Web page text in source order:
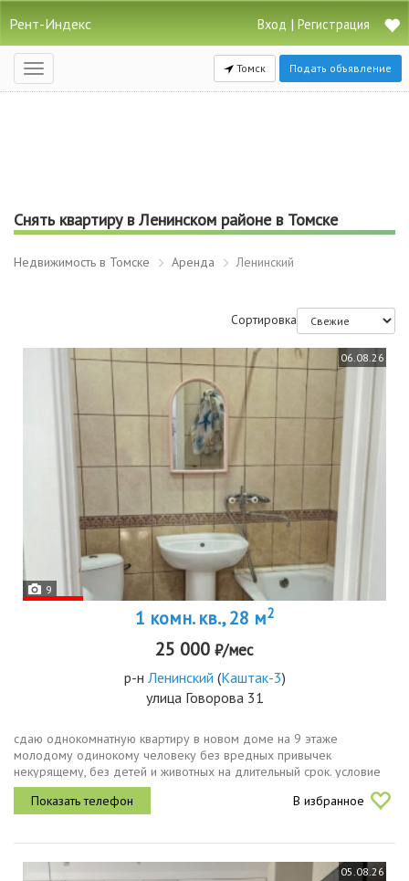
Рент-Индекс Вход | Регистрация
Открыть
навигацию
Томск Подать объявление
Снять квартиру в Ленинском районе в Томске
Недвижимость в Томске Аренда Ленинский
Сортировка
06.08.26
9
1 комн. кв., 28 м2
25 000 ₽/мес
р-н Ленинский (Каштак-3)
улица Говорова 31
сдаю однокомнатную квартиру в новом доме на 9 этаже
молодому одинокому человеку без вредных привычек
некурящему, без детей и животных на длительный срок. условие
чтстота и тишина. залог 20000р. можно разделить на 2 месяца.
В избранное
05.08.26